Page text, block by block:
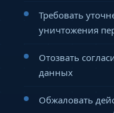
Требовать
уничтожения
Отозвать
данных
Обжаловать